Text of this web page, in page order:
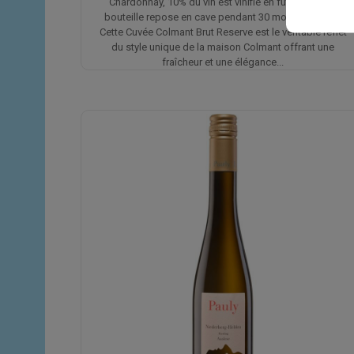
bouteille repose en cave pendant 30 mois minimum.
Cette Cuvée Colmant Brut Reserve est le véritable reflet
du style unique de la maison Colmant offrant une
fraîcheur et une élégance...